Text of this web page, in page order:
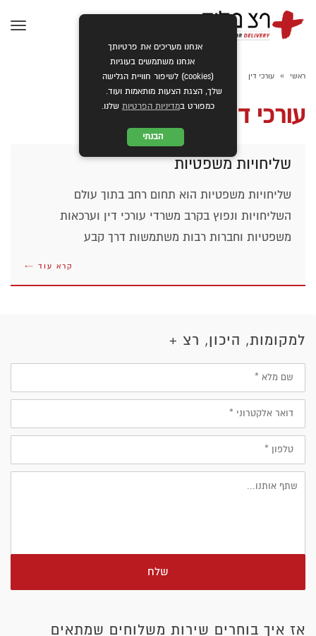
ראשי » עורכי דין
עורכי דין
שליחויות משפטיות
שליחויות משפטיות הוא תחום רחב בתוך עולם
השליחויות ונפוץ בקרב משרדי עורכי דין וערכאות
משפטיות וחברות רבות משתמשות דרך קבע
קרא עוד ←
למקומות, היכון, רצ +
שם
מלא
דוא״ל
טלפון
שלח
אז איך בוחרים שירות משלוחים שמתאים
אנחנו מעריכים את פרטיותך
אנחנו משתמשים בעוגיות
(cookies) לשיפור חוויית הגלישה
שלך, הצגת הצעות מותאמות ועוד.
כמפורט במדיניות הפרטיות שלנו.
הבנתי